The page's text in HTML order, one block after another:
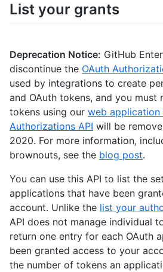
List your grants
Deprecation Notice: GitHub
discontinue the OAuth
used by integrations to create
and OAuth tokens, and you must
tokens using our web application
Authorizations API will be
2020. For more information,
brownouts, see the blog post.
You can use this API to list the
applications that have been
account. Unlike the list your
API does not manage individual
return one entry for each OAuth
been granted access to your
the number of tokens an